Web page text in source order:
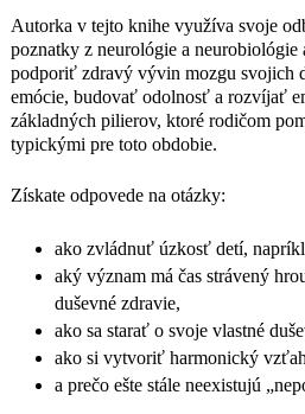
Táto
každého
deťom
Autorka v tejto knihe využíva svoje
poznatky z neurológie a neurobiológie
podporiť zdravý vývin mozgu svojich
emócie, budovať odolnosť a rozvíjať
základných pilierov, ktoré rodičom
typickými pre toto obdobie.
Získate odpovede na otázky:
ako zvládnuť úzkosť detí,
aký význam má čas strávený
duševné zdravie,
ako sa starať o svoje vlastné
ako si vytvoriť harmonický
a prečo ešte stále neexistujú